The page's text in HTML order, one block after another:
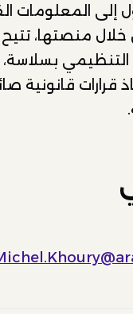
المعلومات
خلال منصتها،
التنظيمي
قرارات